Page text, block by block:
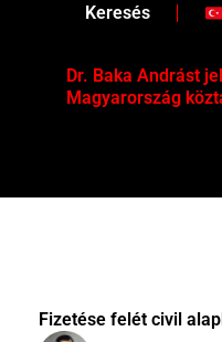
Keresés
Dr. Baka Andrást
Magyarország
Fizetése felét civil